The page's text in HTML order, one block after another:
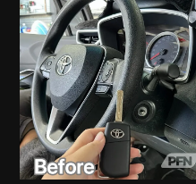
🔹藍牙支援
🔹導航
🔹測速提醒
可加購倒車顯影或抬頭顯示器